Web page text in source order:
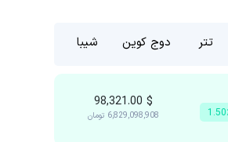
تتر دوج کوین شیبا
$
6,829,098,908 تومان